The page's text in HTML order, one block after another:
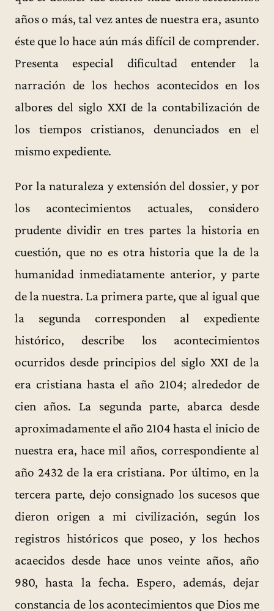
años o más, tal vez antes de nuestra era, asunto
éste que lo hace aún más difícil de comprender.
Presenta especial dificultad entender la
narración de los hechos acontecidos en los
albores del siglo XXI de la contabilización de
los tiempos cristianos, denunciados en el
mismo expediente.
Por la naturaleza y extensión del dossier, y por
los acontecimientos actuales, considero
prudente dividir en tres partes la historia en
cuestión, que no es otra historia que la de la
humanidad inmediatamente anterior, y parte
de la nuestra. La primera parte, que al igual que
la segunda corresponden al expediente
histórico, describe los acontecimientos
ocurridos desde principios del siglo XXI de la
era cristiana hasta el año 2104; alrededor de
cien años. La segunda parte, abarca desde
aproximadamente el año 2104 hasta el inicio de
nuestra era, hace mil años, correspondiente al
año 2432 de la era cristiana. Por último, en la
tercera parte, dejo consignado los sucesos que
dieron origen a mi civilización, según los
registros históricos que poseo, y los hechos
acaecidos desde hace unos veinte años, año
980, hasta la fecha. Espero, además, dejar
constancia de los acontecimientos que Dios me